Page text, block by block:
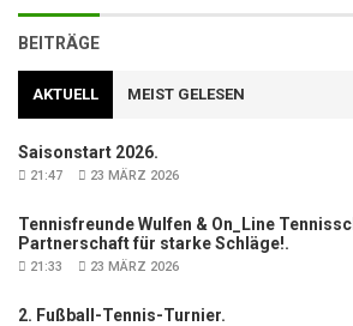
BEITRÄGE
AKTUELL MEIST GELESEN
Saisonstart 2026.
21:47 23 MÄRZ 2026
Tennisfreunde Wulfen & On_Line
Partnerschaft für starke Schläge!.
21:33 23 MÄRZ 2026
2. Fußball-Tennis-Turnier.